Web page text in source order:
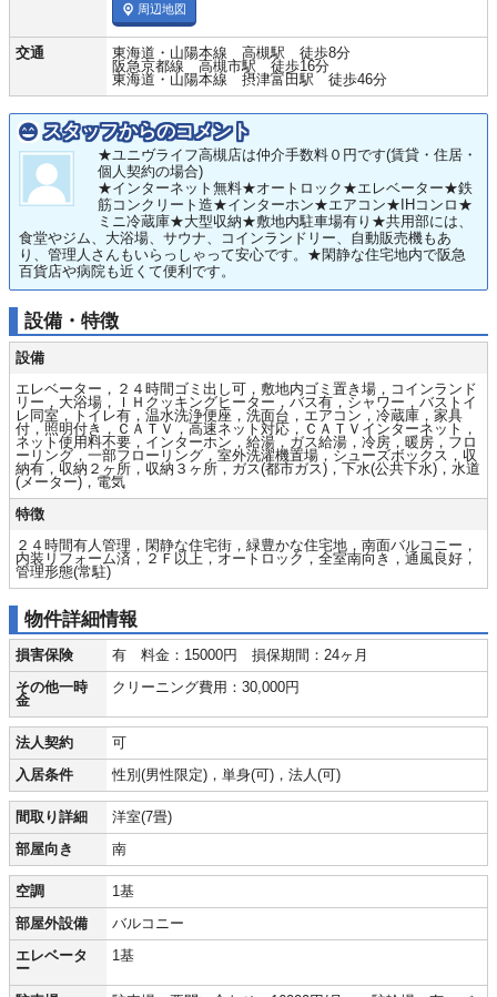
周辺地図
交通
東海道・山陽本線 高槻駅 徒歩8分
阪急京都線 高槻市駅 徒歩16分
東海道・山陽本線 摂津富田駅 徒歩46分
スタッフからのコメント
★ユニヴライフ高槻店は仲介手数料０円です(賃貸・住居・
個人契約の場合)
★インターネット無料★オートロック★エレベーター★鉄
筋コンクリート造★インターホン★エアコン★IHコンロ★
ミニ冷蔵庫★大型収納★敷地内駐車場有り★共用部には、
食堂やジム、大浴場、サウナ、コインランドリー、自動販売機もあ
り、管理人さんもいらっしゃって安心です。★閑静な住宅地内で阪急
百貨店や病院も近くて便利です。
設備・特徴
設備
エレベーター，２４時間ゴミ出し可，敷地内ゴミ置き場，コインランド
リー，大浴場，ＩＨクッキングヒーター，バス有，シャワー，バストイ
レ同室，トイレ有，温水洗浄便座，洗面台，エアコン，冷蔵庫，家具
付，照明付き，ＣＡＴＶ，高速ネット対応，ＣＡＴＶインターネット，
ネット使用料不要，インターホン，給湯，ガス給湯，冷房，暖房，フロ
ーリング，一部フローリング，室外洗濯機置場，シューズボックス，収
納有，収納２ヶ所，収納３ヶ所，ガス(都市ガス)，下水(公共下水)，水道
(メーター)，電気
特徴
２４時間有人管理，閑静な住宅街，緑豊かな住宅地，南面バルコニー，
内装リフォーム済，２Ｆ以上，オートロック，全室南向き，通風良好，
管理形態(常駐)
物件詳細情報
損害保険 有 料金：15000円 損保期間：24ヶ月
その他一時
金
クリーニング費用：30,000円
法人契約 可
入居条件 性別(男性限定)，単身(可)，法人(可)
間取り詳細 洋室(7畳)
部屋向き 南
空調 1基
部屋外設備 バルコニー
エレベータ
ー
1基